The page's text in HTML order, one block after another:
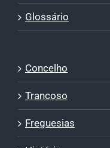
Glossário
Concelho
Trancoso
Freguesias